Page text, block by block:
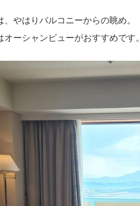
やはりバルコニーからの眺め。
ーシャンビューがおすすめです。